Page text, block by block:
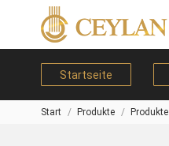
Startseite
Sie befinden sich hier:
Start Produkte Produkte